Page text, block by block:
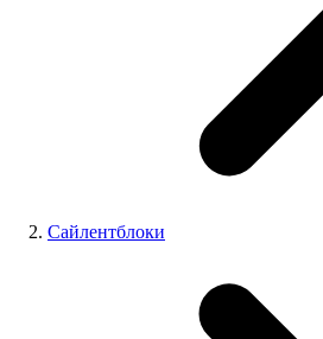
Сайлентблоки